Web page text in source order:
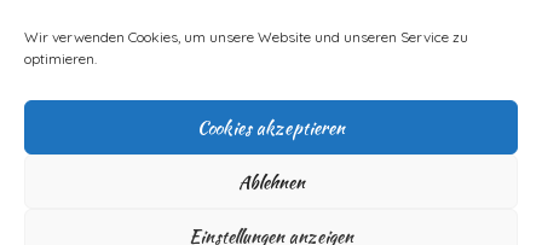
Wir verwenden Cookies, um unsere Website und unseren Service zu
optimieren.
Cookies akzeptieren
Ablehnen
Einstellungen anzeigen
Monday
11 - 22 Uhr
Wednesday
11 - 22 Uhr
11 - 21 Uhr